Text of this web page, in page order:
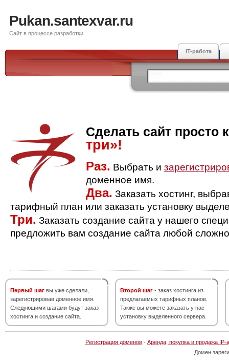
Pukan.santexvar.ru
Сайт в процессе разработки
IT-работа
Сделать сайт просто
три»!
Раз. Выбрать и
доменное имя.
Два. Заказать хостинг,
тарифный план или заказать установку
Три. Заказать создание сайта у нашего
предложить вам создание сайта любой
Первый шаг вы уже сделали,
зарегистрировав доменное имя.
Следующими шагами будут заказ
хостинга и создание сайта.
Второй шаг - заказ хостинга из
предлагаемых тарифных планов.
Также вы можете заказать у нас
установку выделенного сервера.
Регистрация доменов· Аренда, покупка и продажа IP-
Домен